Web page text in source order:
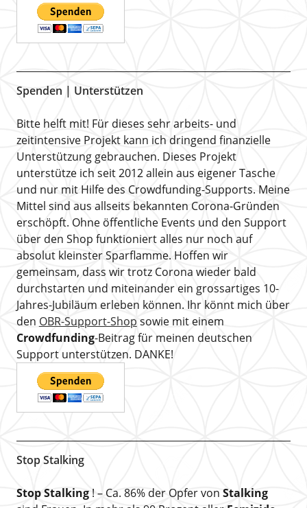
Spenden | Unterstützen
Bitte helft mit! Für dieses sehr arbeits- und
zeitintensive Projekt kann ich dringend finanzielle
Unterstützung gebrauchen. Dieses Projekt
unterstütze ich seit 2012 allein aus eigener Tasche
und nur mit Hilfe des Crowdfunding-Supports. Meine
Mittel sind aus allseits bekannten Corona-Gründen
erschöpft. Ohne öffentliche Events und den Support
über den Shop funktioniert alles nur noch auf
absolut kleinster Sparflamme. Hoffen wir
gemeinsam, dass wir trotz Corona wieder bald
durchstarten und miteinander ein grossartiges 10-
Jahres-Jubiläum erleben können. Ihr könnt mich über
den OBR-Support-Shop sowie mit einem
Crowdfunding-Beitrag für meinen deutschen
Support unterstützen. DANKE!
Stop Stalking
Stop Stalking! – Ca. 86% der Opfer von Stalking